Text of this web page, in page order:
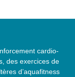
cardio-
des exercices de
d’aquafitness